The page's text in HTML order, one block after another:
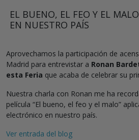
EL BUENO, EL FEO Y EL
EN NUESTRO PAÍS
Aprovechamos la participación de
Madrid para entrevistar a Ronan
esta Feria que acaba de celebrar su
Nuestra charla con Ronan me ha
película “El bueno, el feo y el malo”
electrónico en nuestro país.
Ver entrada del blog